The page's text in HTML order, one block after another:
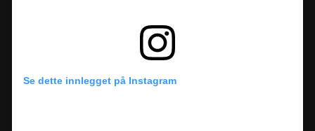
Se dette innlegget på Instagram